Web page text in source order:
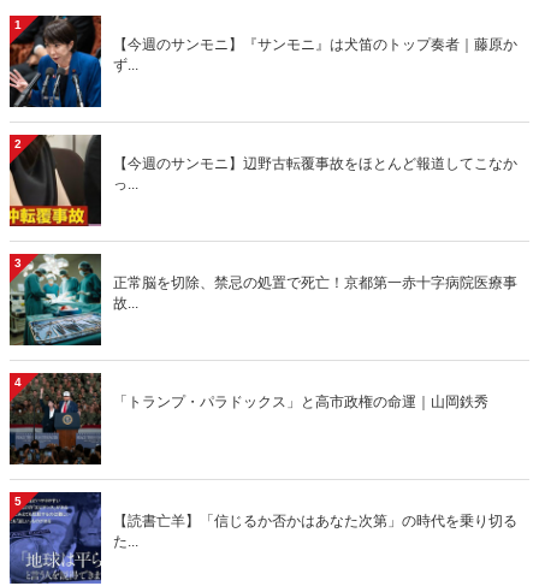
1
【今週のサンモニ】『サンモニ』は犬笛のトップ奏者｜藤原か
ず...
2
【今週のサンモニ】辺野古転覆事故をほとんど報道してこなか
っ...
3
正常脳を切除、禁忌の処置で死亡！京都第一赤十字病院医療事
故...
4
「トランプ・パラドックス」と高市政権の命運｜山岡鉄秀
5
【読書亡羊】「信じるか否かはあなた次第」の時代を乗り切る
た...